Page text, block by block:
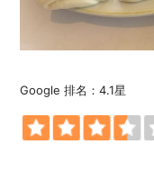
Google 排名：4.1星